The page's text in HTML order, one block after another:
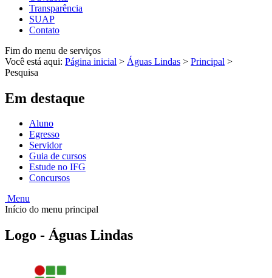
Transparência
SUAP
Contato
Fim do menu de serviços
Você está aqui: Página inicial > Águas Lindas > Principal >
Pesquisa
Em destaque
Aluno
Egresso
Servidor
Guia de cursos
Estude no IFG
Concursos
Menu
Início do menu principal
Logo - Águas Lindas